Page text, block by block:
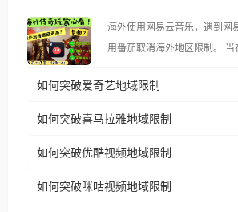
像其他音乐平台一样，出现地
仅能在中国大陆地区播放。 遇到这个问题的朋友们，
台湾、美国、加拿大、澳大利
权限制所困扰。
海外使用网易云音乐，遇到网
用番茄取消海外地区限制。 当在海外打开网易云音
播放”的提示语。 海外用户如香港、澳门、台湾、美
制问题，且仅能在中国大陆地区播放。 遇
户收听网易云音乐地区版权限
如何突破爱奇艺地域限制
如何突破喜马拉雅地域限制
如何突破优酷视频地域限制
如何突破咪咕视频地域限制